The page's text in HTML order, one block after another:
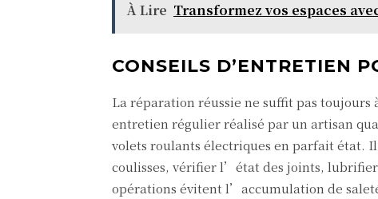
À Lire Transformez vos espaces
CONSEILS D’ENTRETIEN
La réparation réussie ne suffit pas
entretien régulier réalisé par un artisan
volets roulants électriques en parfait état.
coulisses, vérifier l’état des joints, lubrifier
opérations évitent l’accumulation de